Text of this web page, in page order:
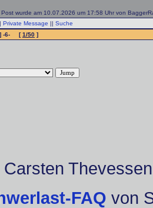
Post wurde am 10.07.2026 um 17:58 Uhr von
Private Message || Suche
] -6- [1/50 ]
Thevessen
FAQ von